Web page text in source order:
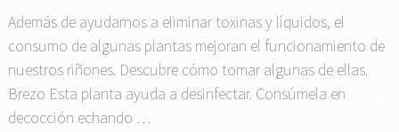
Además de ayudarnos a eliminar toxinas y líquidos, el
consumo de algunas plantas mejoran el funcionamiento de
nuestros riñones. Descubre cómo tomar algunas de ellas.
Brezo Esta planta ayuda a desinfectar. Consúmela en
decocción echando …